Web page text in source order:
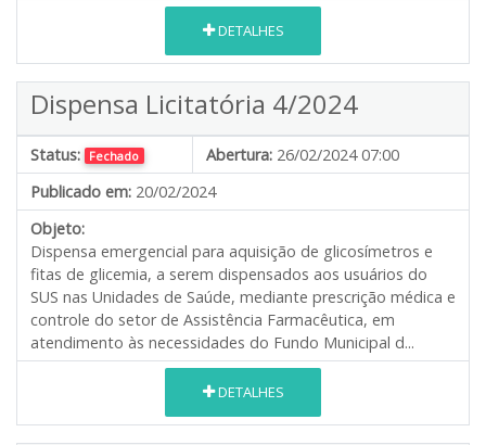
DETALHES
Dispensa Licitatória 4/2024
Status: Fechado Abertura: 26/02/2024 07:00
Publicado em: 20/02/2024
Objeto:
Dispensa emergencial para aquisição de glicosímetros e
fitas de glicemia, a serem dispensados aos usuários do
SUS nas Unidades de Saúde, mediante prescrição médica e
controle do setor de Assistência Farmacêutica, em
atendimento às necessidades do Fundo Municipal d...
DETALHES